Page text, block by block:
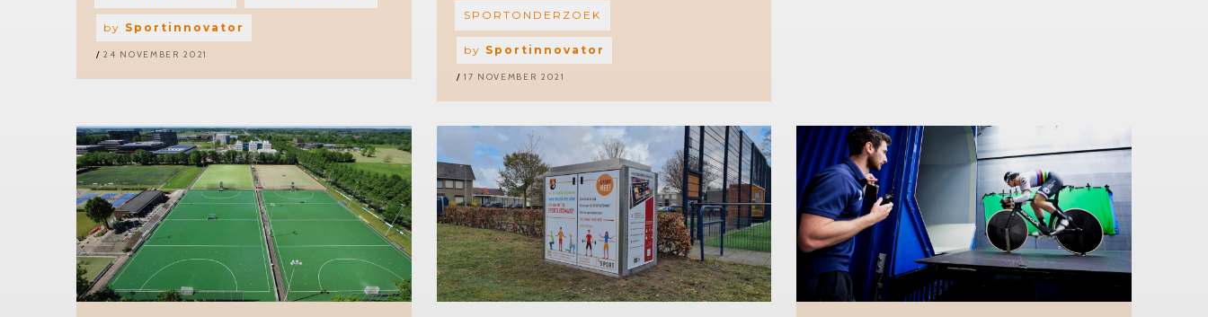
by Sportinnovator
24 NOVEMBER 2021
SPORTONDERZOEK
by Sportinnovator
17 NOVEMBER 2021